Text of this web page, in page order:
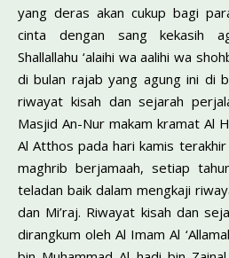
yang deras akan cukup bagi
cinta dengan sang kekasih
Shallallahu ‘alaihi wa aalihi wa
di bulan rajab yang agung ini di
riwayat kisah dan sejarah
Masjid An-Nur makam kramat Al
Al Atthos pada hari kamis
maghrib berjamaah, setiap
teladan baik dalam mengkaji
dan Mi’raj. Riwayat kisah dan
dirangkum oleh Al Imam Al